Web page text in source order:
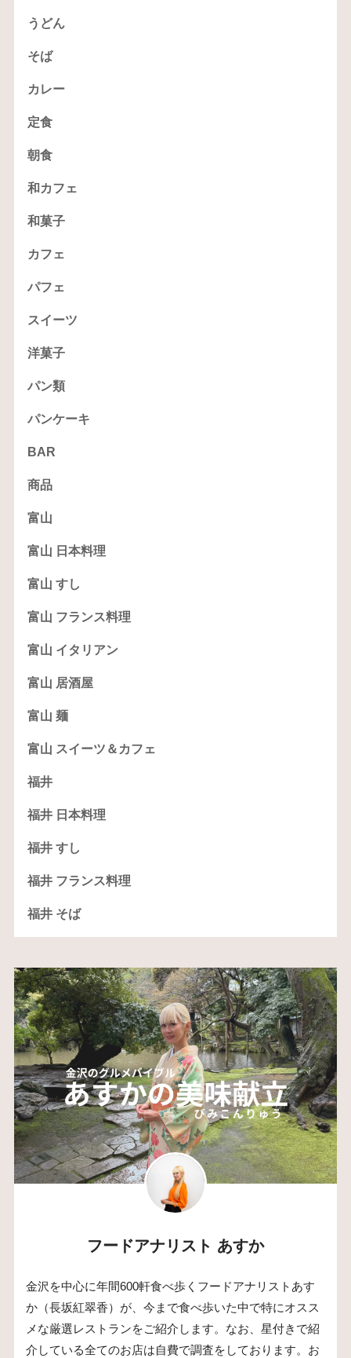
うどん
そば
カレー
定食
朝食
和カフェ
和菓子
カフェ
パフェ
スイーツ
洋菓子
パン類
パンケーキ
BAR
商品
富山
富山 日本料理
富山 すし
富山 フランス料理
富山 イタリアン
富山 居酒屋
富山 麺
富山 スイーツ＆カフェ
福井
福井 日本料理
福井 すし
福井 フランス料理
福井 そば
フードアナリスト あすか
金沢を中心に年間600軒食べ歩くフードアナリストあす
か（長坂紅翠香）が、今まで食べ歩いた中で特にオスス
メな厳選レストランをご紹介します。なお、星付きで紹
介している全てのお店は自費で調査をしております。お